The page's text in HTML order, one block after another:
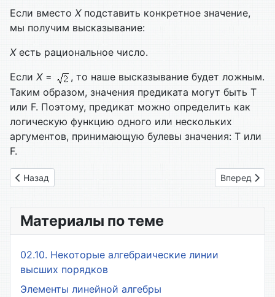
Если вместо Хподставить конкретное значение,
мы получим высказывание:
Хесть рациональное число.
Если Х=
, то наше высказывание будет ложным.
Таким образом, значения предиката могут быть Т
или F. Поэтому, предикат можно определить как
логическую функцию одного или нескольких
аргументов, принимающую булевы значения: Т или
F.
Предыдущий: 3.11 Термы
Назад Следующий:
Вперед
Материалы по теме
02.10. Некоторые алгебраические линии
высших порядков
Элементы линейной алгебры